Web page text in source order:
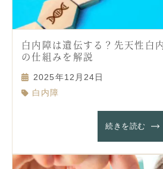
白内障は遺伝する？先天性白
の仕組みを解説
2025年12月24日
白内障
続きを読む